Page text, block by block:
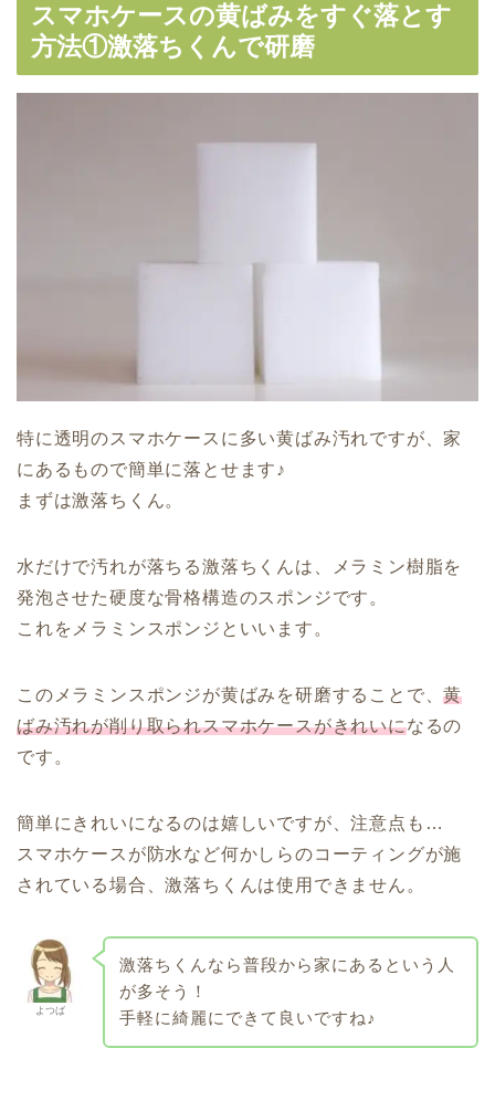
スマホケースの黄ばみをすぐ落とす
方法①激落ちくんで研磨
特に透明のスマホケースに多い黄ばみ汚れですが、家
にあるもので簡単に落とせます♪
まずは激落ちくん。
水だけで汚れが落ちる激落ちくんは、メラミン樹脂を
発泡させた硬度な骨格構造のスポンジです。
これをメラミンスポンジといいます。
このメラミンスポンジが黄ばみを研磨することで、黄
ばみ汚れが削り取られスマホケースがきれいになるの
です。
簡単にきれいになるのは嬉しいですが、注意点も…
スマホケースが防水など何かしらのコーティングが施
されている場合、激落ちくんは使用できません。
よつば
激落ちくんなら普段から家にあるという人
が多そう！
手軽に綺麗にできて良いですね♪